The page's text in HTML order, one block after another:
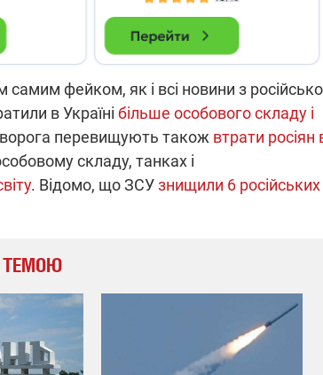
фейком, як і всі новини з
в Україні більше особового складу і
перевищують також втрати росіян
складу, танках і
. Відомо, що ЗСУзнищили 6 російських
ТЕМОЮ